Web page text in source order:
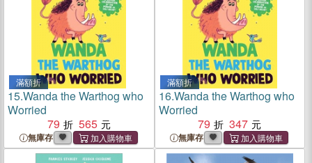
滿額折
15.Wanda the Warthog who
Worried
79
565
無庫存
滿額折
16.Wanda the Warthog who
Worried
79
347
無庫存